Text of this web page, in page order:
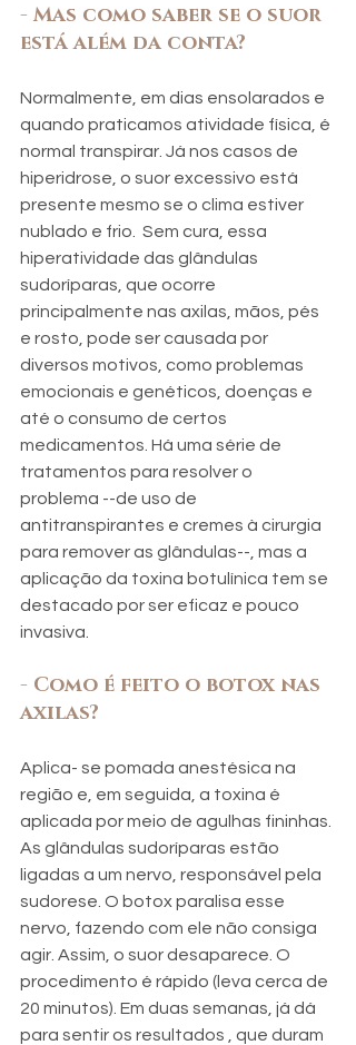
- Mas como saber se o suor
está além da conta?
Normalmente, em dias ensolarados e
quando praticamos atividade física, é
normal transpirar. Já nos casos de
hiperidrose, o suor excessivo está
presente mesmo se o clima estiver
nublado e frio.  Sem cura, essa
hiperatividade das glândulas
sudoríparas, que ocorre
principalmente nas axilas, mãos, pés
e rosto, pode ser causada por
diversos motivos, como problemas
emocionais e genéticos, doenças e
até o consumo de certos
medicamentos. Há uma série de
tratamentos para resolver o
problema --de uso de
antitranspirantes e cremes à cirurgia
para remover as glândulas--, mas a
aplicação da toxina botulínica tem se
destacado por ser eficaz e pouco
invasiva.
- Como é feito o botox nas
axilas?
Aplica- se pomada anestésica na
região e, em seguida, a toxina é
aplicada por meio de agulhas fininhas.
As glândulas sudoríparas estão
ligadas a um nervo, responsável pela
sudorese. O botox paralisa esse
nervo, fazendo com ele não consiga
agir. Assim, o suor desaparece. O
procedimento é rápido (leva cerca de
20 minutos). Em duas semanas, já dá
para sentir os resultados , que duram